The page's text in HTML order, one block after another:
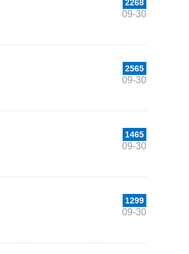
2268
09-30
2565
09-30
1465
09-30
1299
09-30